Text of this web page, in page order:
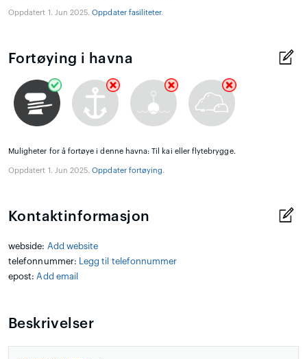
Oppdatert 1. Jun 2025.Oppdater fasiliteter.
Fortøying i havna
Muligheter for å fortøye i denne havna: Til kai eller flytebrygge.
Oppdatert 1. Jun 2025.Oppdater fortøying.
Kontaktinformasjon
webside: Add website
telefonnummer:
Legg til telefonnummer
epost: Add email
Beskrivelser